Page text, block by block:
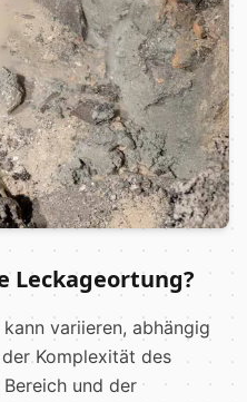
Leckageortung?
variieren, abhängig
Komplexität des
und der